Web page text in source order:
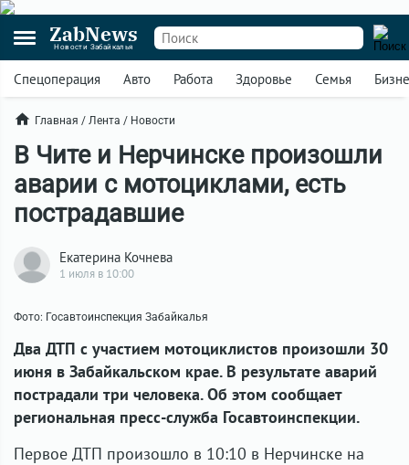
ZabNews
Новости Забайкалья
Спецоперация Авто Работа Здоровье Семья
Главная / Лента / Новости
В Чите и Нерчинске произошли
аварии с мотоциклами, есть
пострадавшие
Екатерина Кочнева
1 июля в 10:00
Фото: Госавтоинспекция Забайкалья
Два ДТП с участием мотоциклистов произошли 30
июня в Забайкальском крае. В результате аварий
пострадали три человека. Об этом сообщает
региональная пресс-служба Госавтоинспекции.
Первое ДТП произошло в 10:10 в Нерчинске на